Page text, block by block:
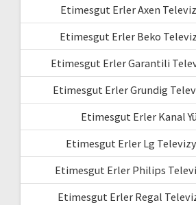
Etimesgut Erler Axen
Etimesgut Erler Beko
Etimesgut Erler Garantili
Etimesgut Erler Grundig
Etimesgut Erler Kanal
Etimesgut Erler Lg
Etimesgut Erler Philips
Etimesgut Erler Regal